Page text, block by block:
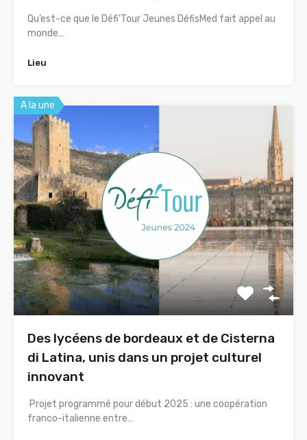
Qu’est-ce que le Défi’Tour Jeunes DéfisMed fait appel au
monde…
Lieu
A la une
Des lycéens de bordeaux et de Cisterna
di Latina, unis dans un projet culturel
innovant
Projet programmé pour début 2025 : une coopération
franco-italienne entre…